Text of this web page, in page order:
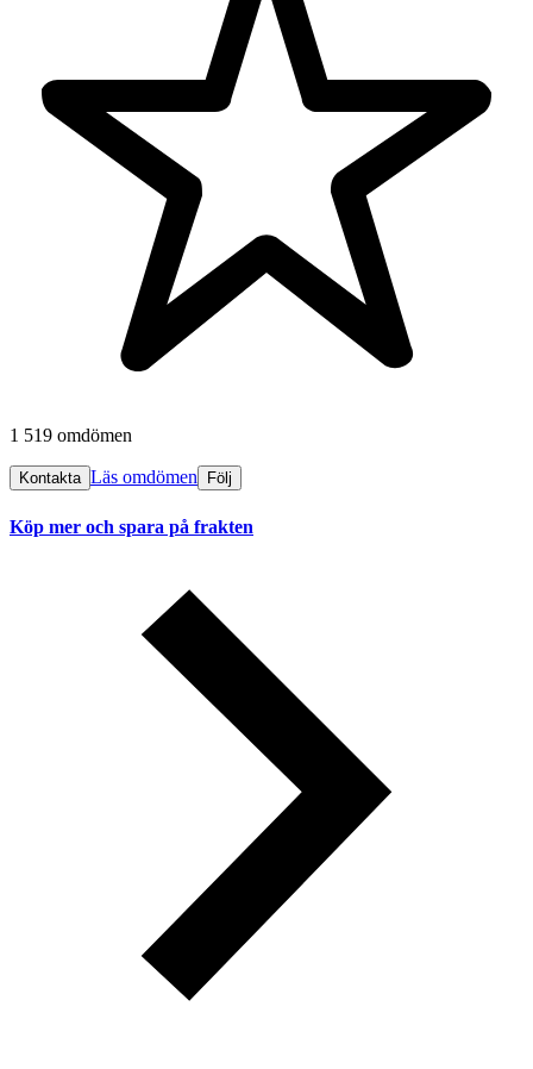
1 519 omdömen
Kontakta Läs omdömen Följ
Köp mer och spara på frakten